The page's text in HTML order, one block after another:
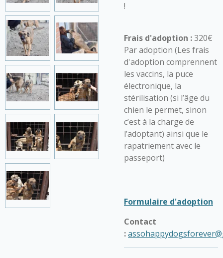
!
Frais d'adoption :320€
Par adoption (Les frais
d'adoption comprennent
les vaccins, la puce
électronique, la
stérilisation (si l’âge du
chien le permet, sinon
c’est à la charge de
l’adoptant) ainsi que le
rapatriement avec le
passeport)
Formulaire d'adoption
Contact
: